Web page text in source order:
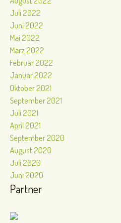
Juli 2022
Juni 2022
Mai 2022
März 2022
Februar 2022
Januar 2022
Oktober 2021
September 2021
Juli 2021
April 2021
September 2020
August 2020
Juli 2020
Juni 2020
Partner